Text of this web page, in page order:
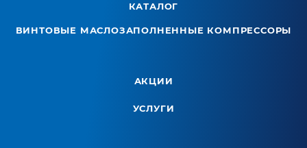
КАТАЛОГ
ВИНТОВЫЕ МАСЛОЗАПОЛНЕННЫЕ КОМПРЕССОРЫ
АКЦИИ
УСЛУГИ